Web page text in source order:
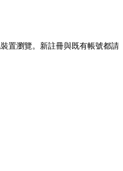
置瀏覽。新註冊與既有帳號都請